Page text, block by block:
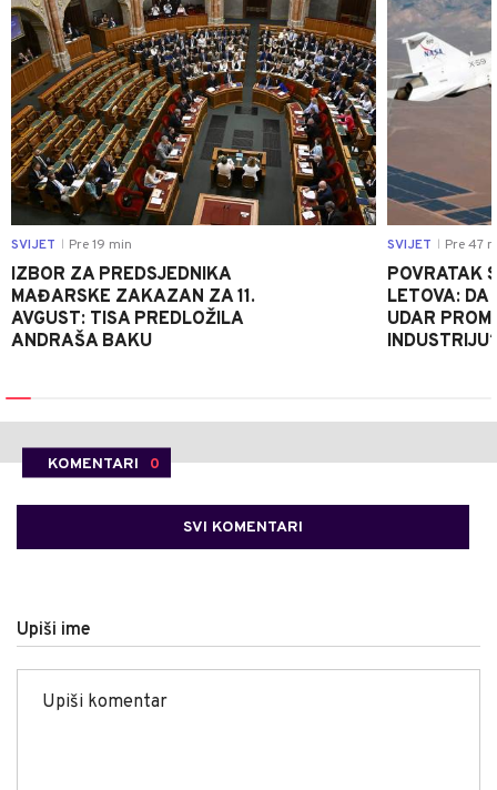
SVIJET Pre 19 min
IZBOR ZA PREDSJEDNIKA
MAĐARSKE ZAKAZAN ZA 11.
AVGUST: TISA PREDLOŽILA
ANDRAŠA BAKU
SVIJET Pre 47
POVRATAK
LETOVA: DA
UDAR
KOMENTARI 0
SVI KOMENTARI
Upiši ime